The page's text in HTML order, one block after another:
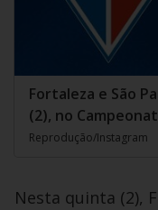
Fortaleza e São
(2), no
Reprodução/Instagram
Nesta quinta (2),